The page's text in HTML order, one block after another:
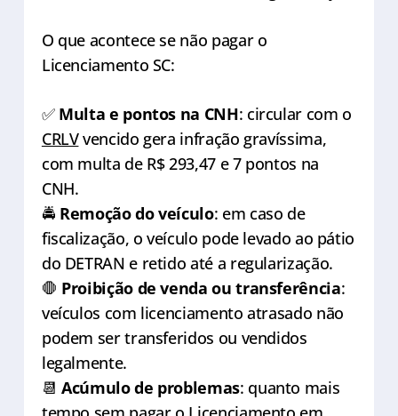
O que acontece se não pagar o
Licenciamento SC:
✅ Multa e pontos na CNH: circular com o
CRLVvencido gera infração gravíssima,
com multa de R$ 293,47 e 7 pontos na
CNH.
🚔 Remoção do veículo: em caso de
fiscalização, o veículo pode levado ao pátio
do DETRAN e retido até a regularização.
🛑 Proibição de venda ou transferência:
veículos com licenciamento atrasado não
podem ser transferidos ou vendidos
legalmente.
📆Acúmulo de problemas: quanto mais